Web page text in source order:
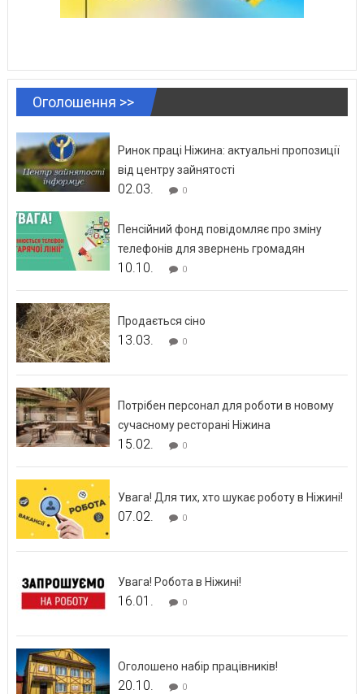
Оголошення >>
Ринок праці Ніжина: актуальні пропозиції
від центру зайнятості
02.03. 0
Пенсійний фонд повідомляє про зміну
телефонів для звернень громадян
10.10. 0
Продається сіно
13.03. 0
Потрібен персонал для роботи в новому
сучасному ресторані Ніжина
15.02. 0
Увага! Для тих, хто шукає роботу в Ніжині!
07.02. 0
Увага! Робота в Ніжині!
16.01. 0
Оголошено набір працівників!
20.10. 0